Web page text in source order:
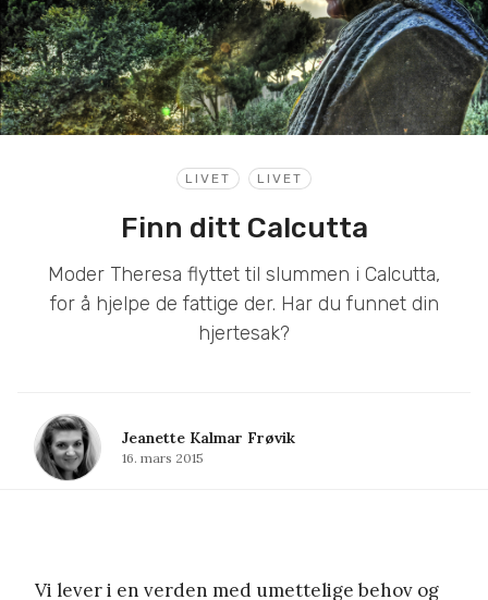
LIVET LIVET
Finn ditt Calcutta
Moder Theresa flyttet til slummen i Calcutta,
for å hjelpe de fattige der. Har du funnet din
hjertesak?
Jeanette Kalmar Frøvik
16. mars 2015
Vi lever i en verden med umettelige behov og